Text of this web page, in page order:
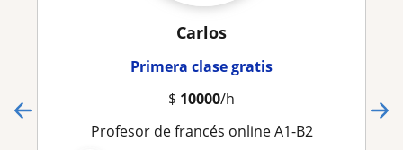
Carlos
Primera clase gratis
$ 10000/h
Profesor de francés online A1-B2